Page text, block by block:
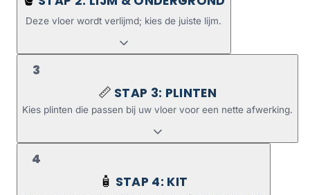
Deze vloer wordt verlijmd; kies de juiste lijm.
3
📏 STAP 3: PLINTEN
Kies plinten die passen bij uw vloer voor een nette afwerking.
4
🧴 STAP 4: KIT